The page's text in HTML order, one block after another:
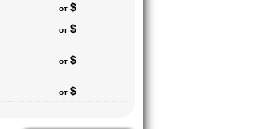
от $
от $
от $
от $